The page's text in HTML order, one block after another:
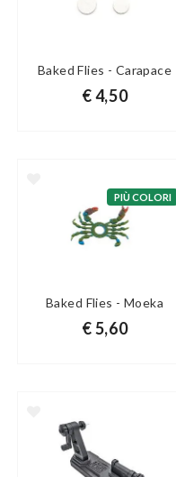
Baked Flies - Carapace
€ 4,50
PIÙ COLORI
Baked Flies - Moeka
€ 5,60